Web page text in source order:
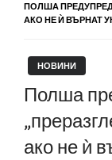
ПОЛША
АКО НЕ Ѝ ВЪРНАТ
НОВИНИ
Полша
ако не ѝ